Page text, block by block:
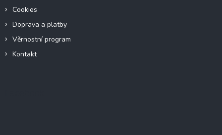
Cookies
Doprava a platby
Věrnostní program
Kontakt